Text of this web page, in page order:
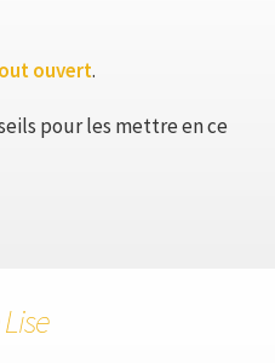
ouvert.
pour les mettre en ce